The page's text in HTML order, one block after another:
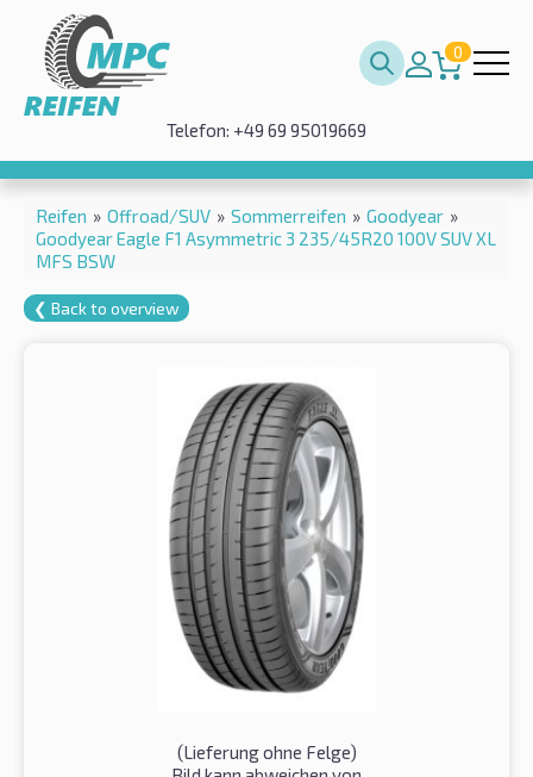
0
Telefon: +49 69 95019669
Reifen » Offroad/SUV » Sommerreifen » Goodyear »
Goodyear Eagle F1 Asymmetric 3 235/45R20 100V SUV XL
MFS BSW
❮ Back to overview
(Lieferung ohne Felge)